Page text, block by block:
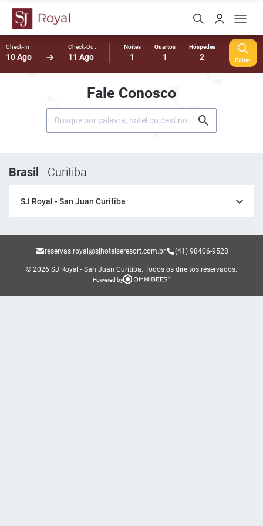
Check-In
10 Ago
Check-Out
11 Ago
Noites
1
Quartos
1
Hóspedes
2 Editar
Fale Conosco
Brasil Curitiba
SJ Royal - San Juan Curitiba
reservas.royal@sjhoteiseresort.com.br (41) 98406-9528
© 2026 SJ Royal - San Juan Curitiba. Todos os direitos reservados.
Powered by